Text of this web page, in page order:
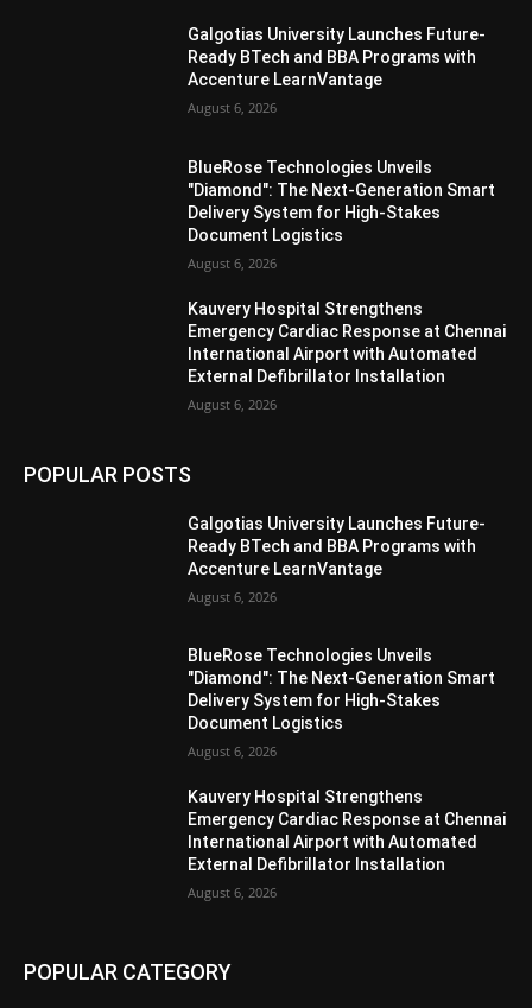
Galgotias University Launches Future-
Ready BTech and BBA Programs with
Accenture LearnVantage
August 6, 2026
BlueRose Technologies Unveils
"Diamond": The Next-Generation Smart
Delivery System for High-Stakes
Document Logistics
August 6, 2026
Kauvery Hospital Strengthens
Emergency Cardiac Response at Chennai
International Airport with Automated
External Defibrillator Installation
August 6, 2026
POPULAR POSTS
Galgotias University Launches Future-
Ready BTech and BBA Programs with
Accenture LearnVantage
August 6, 2026
BlueRose Technologies Unveils
"Diamond": The Next-Generation Smart
Delivery System for High-Stakes
Document Logistics
August 6, 2026
Kauvery Hospital Strengthens
Emergency Cardiac Response at Chennai
International Airport with Automated
External Defibrillator Installation
August 6, 2026
POPULAR CATEGORY